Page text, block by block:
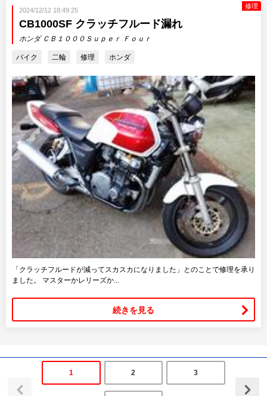
修理
2024/12/12 18:49:25
CB1000SF クラッチフルード漏れ
ホンダ ＣＢ１０００Ｓｕｐｅｒ Ｆｏｕｒ
バイク 二輪 修理 ホンダ
「クラッチフルードが減ってスカスカになりました」とのことで修理を承り
ました。 マスターかレリーズか...
続きを見る
1 2 3